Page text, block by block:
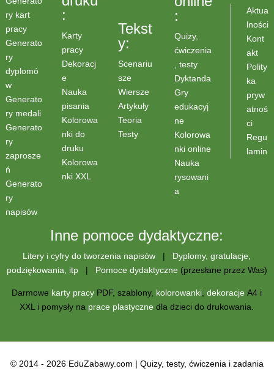
ry kart
pracy
Generato
ry
dyplomó
w
Generato
ry medali
Generato
ry
zaprosze
ń
Generato
ry
napisów
:
Karty
pracy
Dekoracj
e
Nauka
pisania
Kolorowa
nki do
druku
Kolorowa
nki XXL
Tekst
y:
Scenariu
sze
Wiersze
Artykuły
Teoria
Testy
:
Quizy,
ćwiczenia
, testy
Dyktanda
Gry
edukacyj
ne
Kolorowa
nki online
Nauka
rysowani
a
Aktua
lności
Kont
akt
Polity
ka
pryw
atnoś
ci
Regu
lamin
Inne pomoce dydaktyczne:
Litery i cyfry do tworzenia napisów | Dyplomy, gratulacje,
podziękowania, itp| Pomoce dydaktyczne (przesłane przez Was)
Darmowe karty pracy PDF, szablony, kolorowanki ,dekoracje A4 i
XXL i pomysły na prace plastyczne dla dzieci do drukowania.
© 2014 - 2026 EduZabawy.com | Quizy, testy, ćwiczenia i zadania